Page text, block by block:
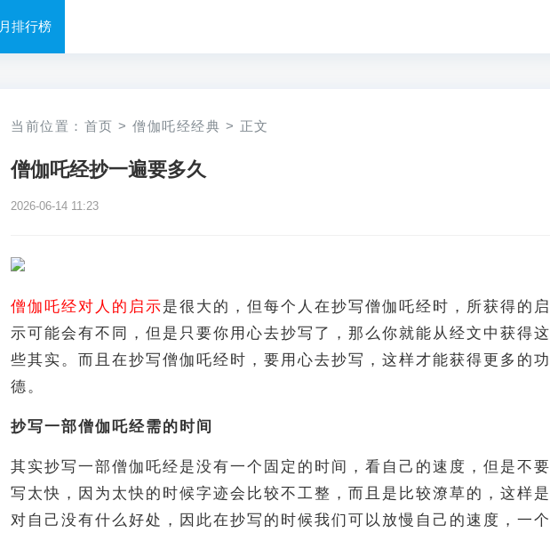
月排行榜
当前位置： 首页 > 僧伽吒经经典 > 正文
僧伽吒经抄一遍要多久
2026-06-14 11:23
僧伽吒经对人的启示是很大的，但每个人在抄写僧伽吒经时，所获得的启
示可能会有不同，但是只要你用心去抄写了，那么你就能从经文中获得这
些其实。而且在抄写僧伽吒经时，要用心去抄写，这样才能获得更多的功
德。
抄写一部僧伽吒经需的时间
其实抄写一部僧伽吒经是没有一个固定的时间，看自己的速度，但是不要
写太快，因为太快的时候字迹会比较不工整，而且是比较潦草的，这样是
对自己没有什么好处，因此在抄写的时候我们可以放慢自己的速度，一个